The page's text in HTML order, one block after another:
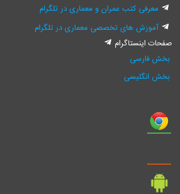
معرفی کتب عمران و معماری در تلگرام
آموزش های تخصصی معماری در تلگرام
صفحات اینستاگرام
بخش فارسی
بخش انگلیسی